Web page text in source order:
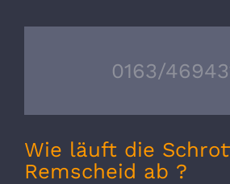
0163/
Wie läuft die
Remscheid ab ?